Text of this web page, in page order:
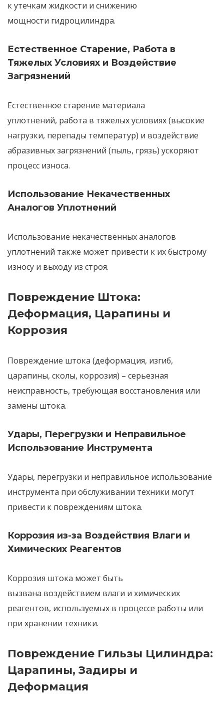
кутечкам жидкости и снижению
мощности гидроцилиндра.
Естественное Старение, Работа в
Тяжелых Условиях и Воздействие
Загрязнений
Естественное старение материала
уплотнений, работа в тяжелых условиях(высокие
нагрузки, перепады температур) и воздействие
абразивных загрязнений (пыль, грязь) ускоряют
процесс износа.
Использование Некачественных
Аналогов Уплотнений
Использование некачественных аналогов
уплотнений также может привести к их быстрому
износу и выходу из строя.
Повреждение Штока:
Деформация, Царапины и
Коррозия
Повреждение штока (деформация, изгиб,
царапины, сколы, коррозия) – серьезная
неисправность, требующая восстановления или
замены штока.
Удары, Перегрузки и Неправильное
Использование Инструмента
Удары, перегрузки и неправильное использование
инструмента при обслуживании техники могут
привести к повреждениям штока.
Коррозия из-за Воздействия Влаги и
Химических Реагентов
Коррозия штока может быть
вызвана воздействием влаги и химических
реагентов, используемых в процессе работы или
при хранении техники.
Повреждение Гильзы Цилиндра:
Царапины, Задиры и
Деформация